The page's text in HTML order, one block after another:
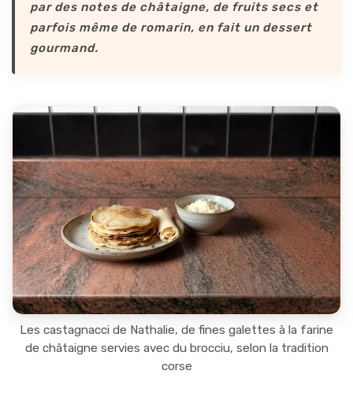
par des notes de châtaigne, de fruits secs et
parfois même de romarin, en fait un dessert
gourmand.
Les castagnacci de Nathalie, de fines galettes à la farine
de châtaigne servies avec du brocciu, selon la tradition
corse